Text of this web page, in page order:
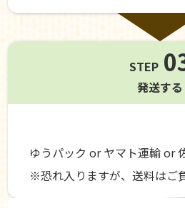
STEP
発送する
ゆうパック or ヤマト運輸 or
※恐れ入りますが、送料はご